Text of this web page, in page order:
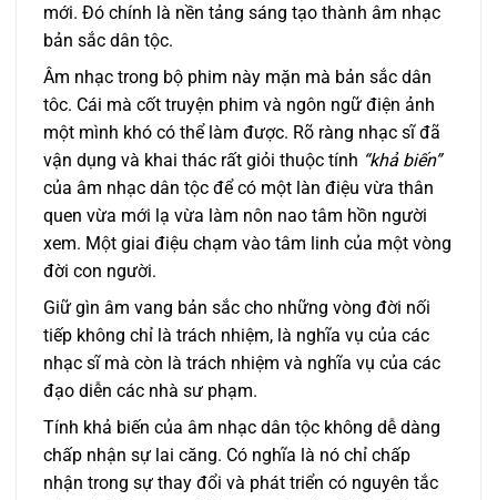
mới. Đó chính là nền tảng sáng tạo thành âm nhạc
bản sắc dân tộc.
Âm nhạc trong bộ phim này mặn mà bản sắc dân
tôc. Cái mà cốt truyện phim và ngôn ngữ điện ảnh
một mình khó có thể làm được. Rõ ràng nhạc sĩ đã
vận dụng và khai thác rất giỏi thuộc tính “khả biến”
của âm nhạc dân tộc để có một làn điệu vừa thân
quen vừa mới lạ vừa làm nôn nao tâm hồn người
xem. Một giai điệu chạm vào tâm linh của một vòng
đời con người.
Giữ gìn âm vang bản sắc cho những vòng đời nối
tiếp không chỉ là trách nhiệm, là nghĩa vụ của các
nhạc sĩ mà còn là trách nhiệm và nghĩa vụ của các
đạo diễn các nhà sư phạm.
Tính khả biến của âm nhạc dân tộc không dễ dàng
chấp nhận sự lai căng. Có nghĩa là nó chỉ chấp
nhận trong sự thay đổi và phát triển có nguyên tắc